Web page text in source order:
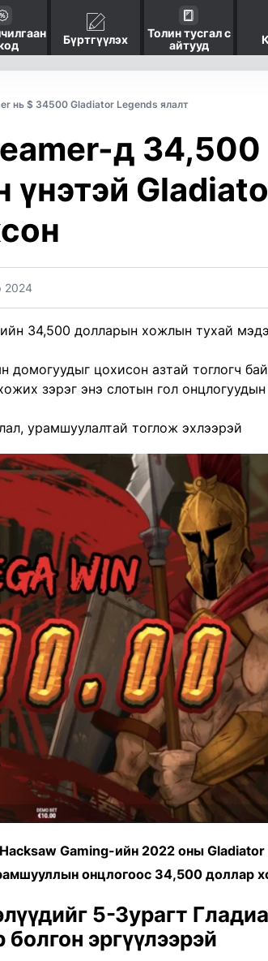
Бүртгүүлэх
Толин тусгал с
айтууд
нь $ 34500 Gladiator Legends ялалт
д 34,500
2024
34,500 долларын хожлын тухай
домогуудыг цохисон азтай тоглогч
зэрэг энэ слотын гол онцлогуудын
урамшуулалтай тоглож эхлээрэй
Gaming-ийн 2022 оны
онцлогоос 34,500 доллар
5-Зурагт
эргүүлээрэй